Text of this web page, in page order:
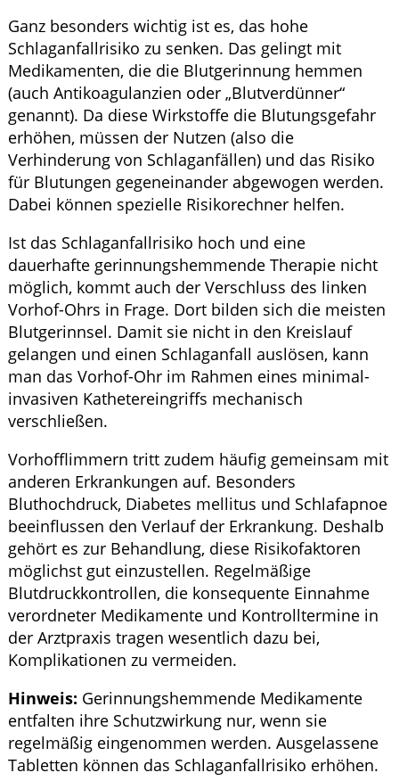
Ganz besonders wichtig ist es, das hohe
Schlaganfallrisiko zu senken. Das gelingt mit
Medikamenten, die die Blutgerinnung hemmen
(auch Antikoagulanzien oder „Blutverdünner“
genannt). Da diese Wirkstoffe die Blutungsgefahr
erhöhen, müssen der Nutzen (also die
Verhinderung von Schlaganfällen) und das Risiko
für Blutungen gegeneinander abgewogen werden.
Dabei können spezielle Risikorechner helfen.
Ist das Schlaganfallrisiko hoch und eine
dauerhafte gerinnungshemmende Therapie nicht
möglich, kommt auch der Verschluss des linken
Vorhof-Ohrs in Frage. Dort bilden sich die meisten
Blutgerinnsel. Damit sie nicht in den Kreislauf
gelangen und einen Schlaganfall auslösen, kann
man das Vorhof-Ohr im Rahmen eines minimal-
invasiven Kathetereingriffs mechanisch
verschließen.
Vorhofflimmern tritt zudem häufig gemeinsam mit
anderen Erkrankungen auf. Besonders
Bluthochdruck, Diabetes mellitus und Schlafapnoe
beeinflussen den Verlauf der Erkrankung. Deshalb
gehört es zur Behandlung, diese Risikofaktoren
möglichst gut einzustellen. Regelmäßige
Blutdruckkontrollen, die konsequente Einnahme
verordneter Medikamente und Kontrolltermine in
der Arztpraxis tragen wesentlich dazu bei,
Komplikationen zu vermeiden.
Hinweis: Gerinnungshemmende Medikamente
entfalten ihre Schutzwirkung nur, wenn sie
regelmäßig eingenommen werden. Ausgelassene
Tabletten können das Schlaganfallrisiko erhöhen.